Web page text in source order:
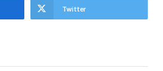
Twitter